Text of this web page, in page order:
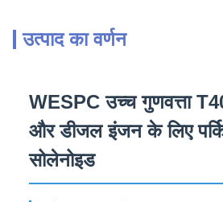
उत्पाद का वर्णन
WESPC उच्च गुणवत्ता
और डीजल इंजन के लिए
सोलेनोइड